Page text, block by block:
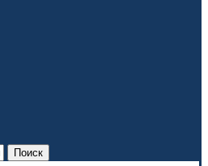
Поиск